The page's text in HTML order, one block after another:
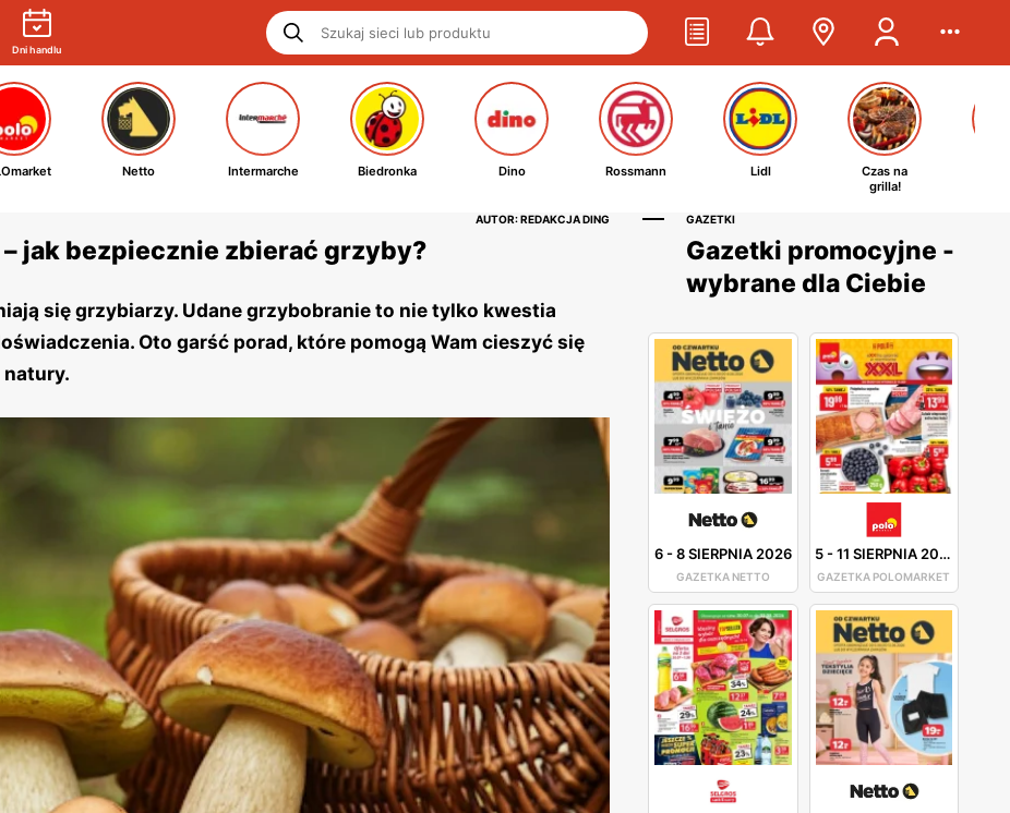
Dni handlu
Netto Intermarche Biedronka Dino Rossmann Lidl
Czas na
grilla!
AUTOR: REDAKCJA DING
jak bezpiecznie zbierać grzyby?
się grzybiarzy. Udane grzybobranie to nie tylko kwestia
Oto garść porad, które pomogą Wam cieszyć się
GAZETKI
Gazetki promocyjne -
wybrane dla Ciebie
6-8 SIERPNIA 2026
GAZETKA NETTO
5-11 SIERPNIA 2026
GAZETKA POLOMARKET